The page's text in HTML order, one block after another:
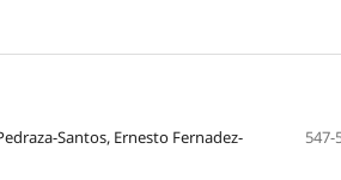
Santos, Ernesto Fernadez-
547-